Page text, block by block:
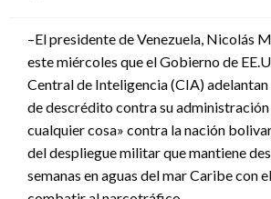
–El presidente de Venezuela, Nicolás
este miércoles que el Gobierno de
Central de Inteligencia (CIA) adelantan
de descrédito contra su
cualquier cosa» contra la nación
del despliegue militar que mantiene
semanas en aguas del mar Caribe con